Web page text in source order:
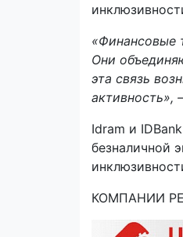
«Финансовые
Они
эта связь
активность»,
Idram и
безналичной
КОМПАНИИ